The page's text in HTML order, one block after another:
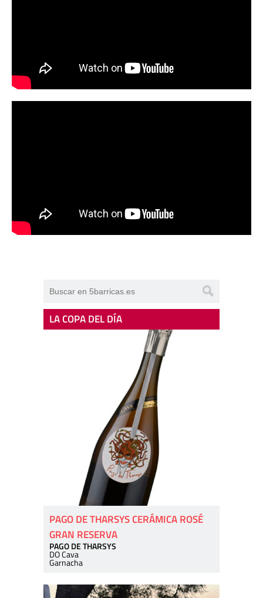
LA COPA DEL DÍA
PAGO DE THARSYS CERÁMICA ROSÉ
GRAN RESERVA
PAGO DE THARSYS
DO Cava
Garnacha